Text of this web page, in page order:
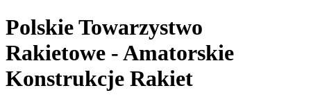
Polskie Towarzystwo
Rakietowe - Amatorskie
Konstrukcje Rakiet